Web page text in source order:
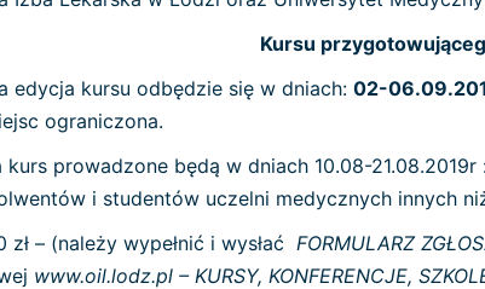
Kursu
edycja kursu odbędzie się w dniach: 02-
ograniczona.
kurs prowadzone będą w dniach 10.08-21.08.2019r
i studentów uczelni medycznych innych
zł – (należy wypełnić i wysłać FORMULARZ
www.oil.lodz.pl – KURSY, KONFERENCJE,